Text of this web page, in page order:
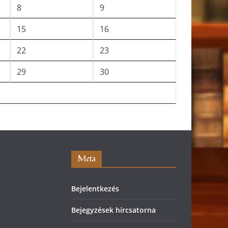
8
9
15
16
22
23
29
30
Meta
Bejelentkezés
Bejegyzések hírcsatorna